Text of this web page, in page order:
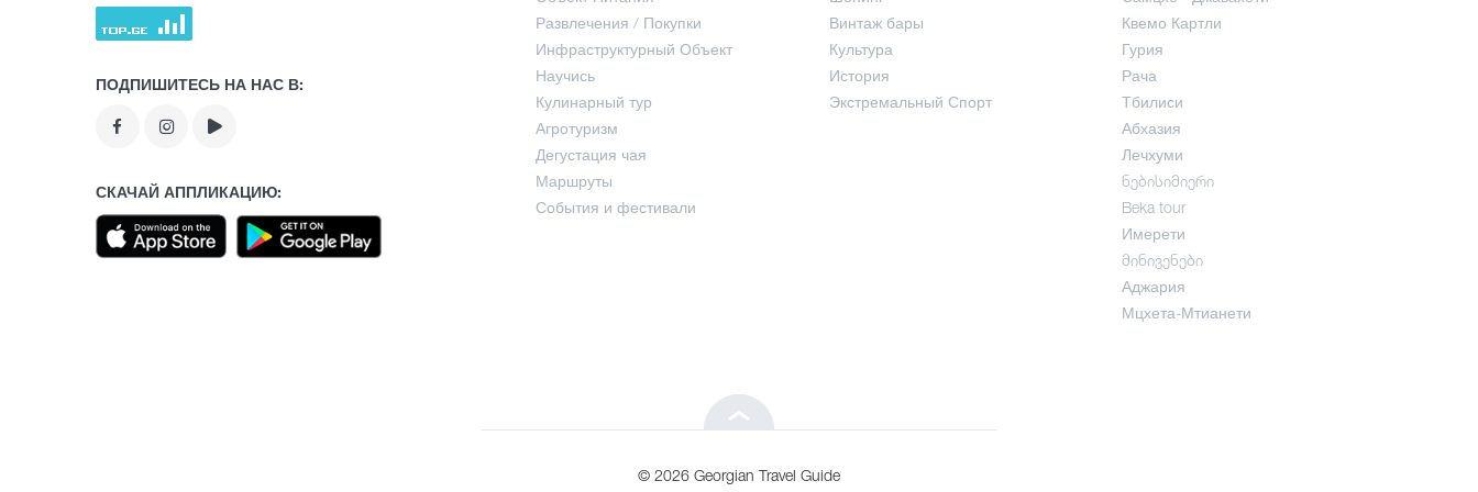
Научись
Дегустация чая
Развлечения / Покупки
Инфраструктурный Объект
Научись
Кулинарный тур
Агротуризм
Дегустация чая
Маршруты
События и фестивали
Винтаж бары
Культура
История
Экстремальный Спорт
Квемо Картли
Гурия
Рача
Тбилиси
Абхазия
Лечхуми
ნებისიმიერი
Beka tour
Имерети
მინივენები
Аджария
Мцхета-Мтианети
ПОДПИШИТЕСЬ НА НАС В:
СКАЧАЙ АППЛИКАЦИЮ:
© 2026 Georgian Travel Guide